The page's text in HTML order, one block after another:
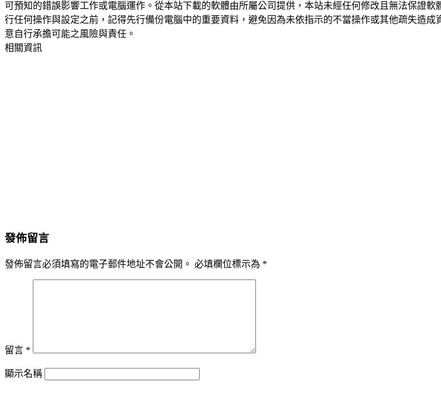
可預知的錯誤影響工作或電腦運作。從本站下載的軟體由所屬公司提供，本站未經任何修改且無法保證
行任何操作與設定之前，記得先行備份電腦中的重要資料，避免因為未依指示的不當操作或其他疏失造
意自行承擔可能之風險與責任。
相關資訊
發佈留言
發佈留言必須填寫的電子郵件地址不會公開。 必填欄位標示為 *
留言 *
顯示名稱